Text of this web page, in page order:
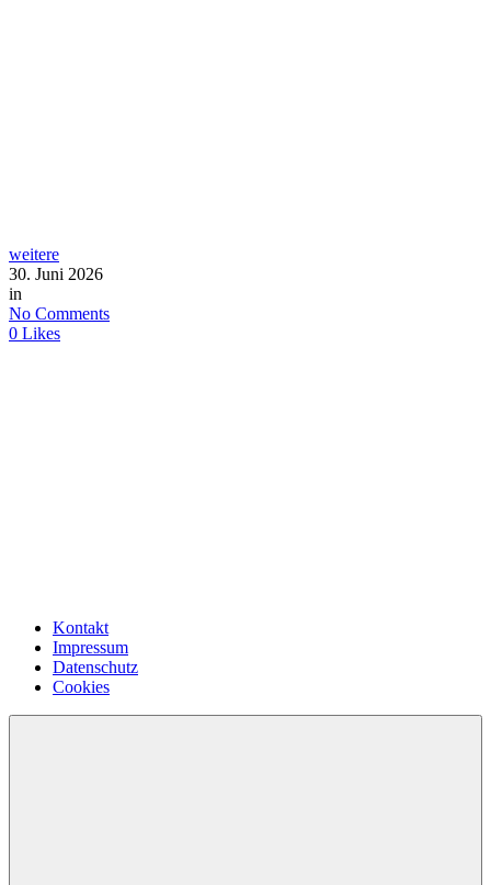
weitere
30. Juni 2026
in
No Comments
0 Likes
Kontakt
Impressum
Datenschutz
Cookies